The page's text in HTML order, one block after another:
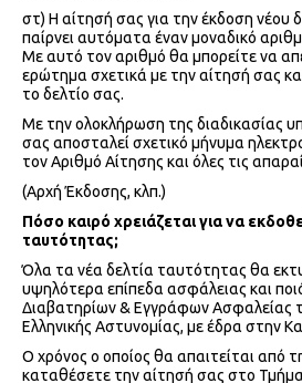
στ) Η αίτησή σας για την έκδοση νέου
παίρνει αυτόματα έναν μοναδικό
Με αυτό τον αριθμό θα μπορείτε να
ερώτημα σχετικά με την αίτησή σας
το δελτίο σας.
Με την ολοκλήρωση της διαδικασίας
σας αποσταλεί σχετικό μήνυμα
τον Αριθμό Αίτησης και όλες τις
(Αρχή Έκδοσης, κλπ.)
Πόσο καιρό χρειάζεται για να
ταυτότητας;
Όλα τα νέα δελτία ταυτότητας θα
υψηλότερα επίπεδα ασφάλειας και
Διαβατηρίων & Εγγράφων Ασφαλείας
Ελληνικής Αστυνομίας, με έδρα στην
Ο χρόνος ο οποίος θα απαιτείται από
καταθέσετε την αίτησή σας στο Τμήμα